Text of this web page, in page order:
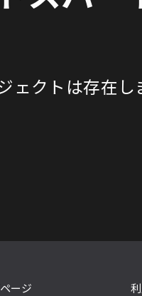
ェクトは存在し
ージ